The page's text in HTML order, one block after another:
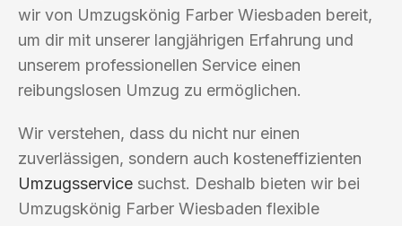
wir von Umzugskönig Farber Wiesbaden bereit,
um dir mit unserer langjährigen Erfahrung und
unserem professionellen Service einen
reibungslosen Umzug zu ermöglichen.
Wir verstehen, dass du nicht nur einen
zuverlässigen, sondern auch kosteneffizienten
Umzugsservice suchst. Deshalb bieten wir bei
Umzugskönig Farber Wiesbaden flexible